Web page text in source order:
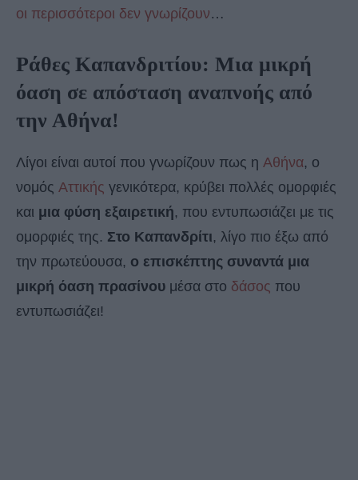
οι περισσότεροι δεν γνωρίζουν…
Ράθες Καπανδριτίου: Μια μικρή
όαση σε απόσταση αναπνοής από
την Αθήνα!
Λίγοι είναι αυτοί που γνωρίζουν πως η Αθήνα, ο
νομός Αττικής γενικότερα, κρύβει πολλές ομορφιές
και μια φύση εξαιρετική, που εντυπωσιάζει με τις
ομορφιές της. Στο Καπανδρίτι, λίγο πιο έξω από
την πρωτεύουσα, ο επισκέπτης συναντά μια
μικρή όαση πρασίνου μέσα στο δάσος που
εντυπωσιάζει!